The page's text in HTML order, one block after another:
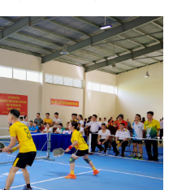
Nông nghiệp & Biển đảo
Tin Nông nghiệp & Biển
đảo